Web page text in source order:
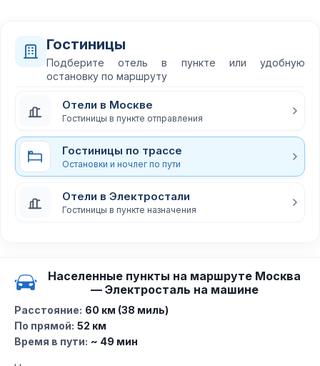
Гостиницы
Подберите отель в пункте или удобную
остановку по маршруту
Отели в Москве
Гостиницы в пункте отправления
Гостиницы по трассе
Остановки и ночлег по пути
Отели в Электростали
Гостиницы в пункте назначения
Населенные пункты на маршруте Москва
— Электросталь на машине
Расстояние: 60 км (38 миль)
По прямой: 52 км
Время в пути: ~ 49 мин